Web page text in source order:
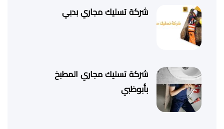
شركة تسليك مجاري بدبي
شركة تسليك مجاري المطبخ
بأبوظبي